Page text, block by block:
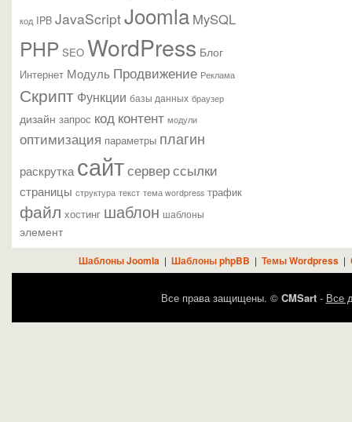
код IPB JavaScriptJoomla MySQL
PHP SEO WordPress Блог
Интернет Модуль Продвижение Реклама
Скрипт Функции базы данных браузер
дизайн запрос код контент модули
оптимизация параметры плагин
раскрутка сайтсерверссылки
страницы структура текст тема wordpress трафик
файл хостинг шаблон шаблоны
элемент
Шаблоны Joomla | Шаблоны phpBB | Темы Wordpress|
Все права защищены. © CMSart- Все